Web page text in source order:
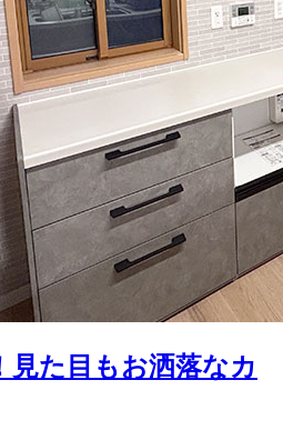
見た目もお洒落なカ